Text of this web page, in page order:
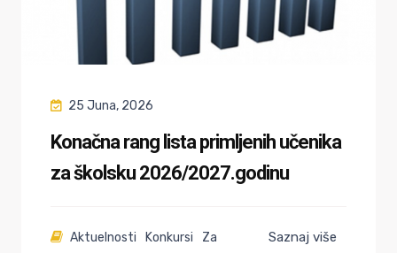
25 Juna, 2026
Konačna rang lista primljenih učenika
za školsku 2026/2027.godinu
Aktuelnosti Konkursi
Za
Saznaj više